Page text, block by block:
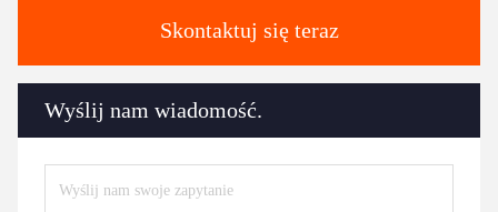
Skontaktuj się teraz
Wyślij nam wiadomość.